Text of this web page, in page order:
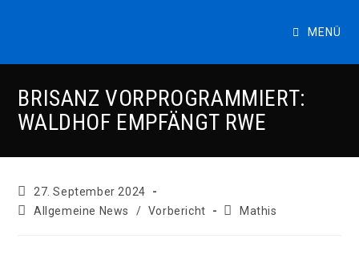
MENÜ
BRISANZ VORPROGRAMMIERT:
WALDHOF EMPFÄNGT RWE
Beitrag
veröffentlicht:
27. September 2024
Beitrags-
Allgemeine News / Vorbericht
Beitrags-
Mathis